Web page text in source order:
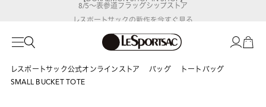
レスポートサックの新作を 今すぐ見る
レスポートサック公式オンラインストア バッグ
トートバッグ
SMALL BUCKET TOTE